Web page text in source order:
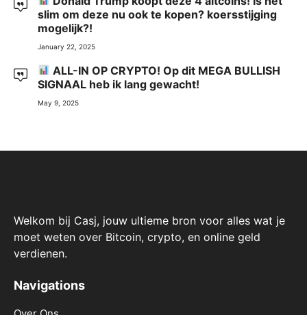
slim om deze nu ook te kopen? koersstijging
mogelijk?!
January 22, 2025
ALL-IN OP CRYPTO! Op dit MEGA BULLISH
SIGNAAL heb ik lang gewacht!
May 9, 2025
Welkom bij Casj, jouw ultieme bron voor alles wat je
moet weten over Bitcoin, crypto, en online geld
verdienen.
Navigations